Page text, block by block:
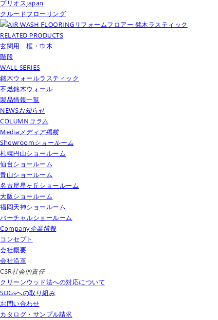
プリオスjapan
クルードフローリング
リフォームフロアー 銘木ラスティック
RELATED PRODUCTS
玄関用 框・巾木
階段
WALL SERIES
銘木ウォールラスティック
不燃銘木ウォール
製品情報一覧
NEWSお知らせ
COLUMNコラム
Mediaメディア掲載
Showroomショールーム
札幌円山ショールーム
仙台ショールーム
青山ショールーム
名古屋星ヶ丘ショールーム
大阪ショールーム
福岡天神ショールーム
バーチャルショールーム
Company企業情報
コンセプト
会社概要
会社沿革
CSR社会的責任
クリーンウッド法への対応について
SDGsへの取り組み
お問い合わせ
カタログ・サンプル請求